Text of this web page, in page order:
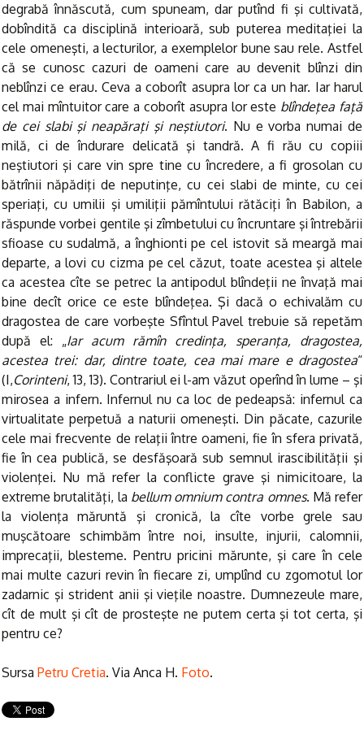
degrabă înnăscută, cum spuneam, dar putînd fi şi cultivată,
dobîndită ca disciplină interioară, sub puterea meditaţiei la
cele omeneşti, a lecturilor, a exemplelor bune sau rele. Astfel
că se cunosc cazuri de oameni care au devenit blînzi din
neblînzi ce erau. Ceva a coborît asupra lor ca un har. Iar harul
cel mai mîntuitor care a coborît asupra lor este blîndeţea faţă
de cei slabi şi neapăraţi şi neştiutori. Nu e vorba numai de
milă, ci de îndurare delicată şi tandră. A fi rău cu copiii
neştiutori şi care vin spre tine cu încredere, a fi grosolan cu
bătrînii năpădiţi de neputinţe, cu cei slabi de minte, cu cei
speriaţi, cu umilii şi umiliţii pămîntului rătăciţi în Babilon, a
răspunde vorbei gentile şi zîmbetului cu încruntare şi întrebării
sfioase cu sudalmă, a înghionti pe cel istovit să meargă mai
departe, a lovi cu cizma pe cel căzut, toate acestea şi altele
ca acestea cîte se petrec la antipodul blîndeţii ne învaţă mai
bine decît orice ce este blîndeţea. Şi dacă o echivalăm cu
dragostea de care vorbeşte Sfîntul Pavel trebuie să repetăm
după el: „Iar acum rămîn credinţa, speranţa, dragostea,
acestea trei: dar, dintre toate, cea mai mare e dragostea“
(I,Corinteni, 13, 13). Contrariul ei l-am văzut operînd în lume – şi
mirosea a infern. Infernul nu ca loc de pedeapsă: infernul ca
virtualitate perpetuă a naturii omeneşti. Din păcate, cazurile
cele mai frecvente de relaţii între oameni, fie în sfera privată,
fie în cea publică, se desfăşoară sub semnul irascibilităţii şi
violenţei. Nu mă refer la conflicte grave şi nimicitoare, la
extreme brutalităţi, la bellum omnium contra omnes. Mă refer
la violenţa măruntă şi cronică, la cîte vorbe grele sau
muşcătoare schimbăm între noi, insulte, injurii, calomnii,
imprecaţii, blesteme. Pentru pricini mărunte, şi care în cele
mai multe cazuri revin în fiecare zi, umplînd cu zgomotul lor
zadarnic şi strident anii şi vieţile noastre. Dumnezeule mare,
cît de mult şi cît de prosteşte ne putem certa şi tot certa, şi
pentru ce?
Sursa Petru Cretia. Via Anca H. Foto.